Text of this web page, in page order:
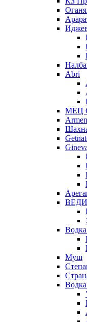
Abri
МЕЦ
Муш